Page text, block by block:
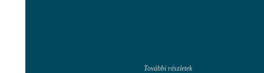
További részletek